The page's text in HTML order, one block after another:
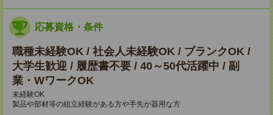
応募資格・条件
職種未経験OK / 社会人未経験OK / ブランクOK /
大学生歓迎 / 履歴書不要 / 40～50代活躍中 / 副
業・WワークOK
未経験OK
製品や部材等の組立経験がある方や手先が器用な方